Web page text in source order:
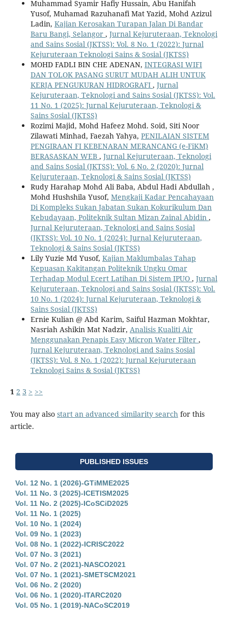
Muhammad Syamir Hafiy Hussain, Abu Hanifah
Yusof, Muhamad Razuhanafi Mat Yazid, Mohd Azizul
Ladin, Kajian Kerosakan Turapan Jalan Di Bandar
Baru Bangi, Selangor , Jurnal Kejuruteraan, Teknologi
and Sains Sosial (JKTSS): Vol. 8 No. 1 (2022): Jurnal
Kejuruteraan Teknologi Sains & Sosial (JKTSS)
MOHD FADLI BIN CHE ADENAN, INTEGRASI WIFI
DAN TOLOK PASANG SURUT MUDAH ALIH UNTUK
KERJA PENGUKURAN HIDROGRAFI , Jurnal
Kejuruteraan, Teknologi and Sains Sosial (JKTSS): Vol.
11 No. 1 (2025): Jurnal Kejuruteraan, Teknologi &
Sains Sosial (JKTSS)
Rozimi Majid, Mohd Hafeez Mohd. Soid, Siti Noor
Zilawati Minhad, Faezah Yahya, PENILAIAN SISTEM
PENGIRAAN FI KEBENARAN MERANCANG (e-FiKM)
BERASASKAN WEB , Jurnal Kejuruteraan, Teknologi
and Sains Sosial (JKTSS): Vol. 6 No. 2 (2020): Jurnal
Kejuruteraan, Teknologi & Sains Sosial (JKTSS)
Rudy Harahap Mohd Ali Baba, Abdul Hadi Abdullah ,
Mohd Hushshila Yusof, Mengkaji Kadar Pencahayaan
Di Kompleks Sukan Jabatan Sukan Kokurikulum Dan
Kebudayaan, Politeknik Sultan Mizan Zainal Abidin ,
Jurnal Kejuruteraan, Teknologi and Sains Sosial
(JKTSS): Vol. 10 No. 1 (2024): Jurnal Kejuruteraan,
Teknologi & Sains Sosial (JKTSS)
Lily Yuzie Md Yusof, Kajian Maklumbalas Tahap
Kepuasan Kakitangan Politeknik Ungku Omar
Terhadap Modul Ecert Latihan Di Sistem IPUO , Jurnal
Kejuruteraan, Teknologi and Sains Sosial (JKTSS): Vol.
10 No. 1 (2024): Jurnal Kejuruteraan, Teknologi &
Sains Sosial (JKTSS)
Ernie Kulian @ Abd Karim, Saiful Hazman Mokhtar,
Nasriah Ashikin Mat Nadzir, Analisis Kualiti Air
Menggunakan Penapis Easy Micron Water Filter ,
Jurnal Kejuruteraan, Teknologi and Sains Sosial
(JKTSS): Vol. 8 No. 1 (2022): Jurnal Kejuruteraan
Teknologi Sains & Sosial (JKTSS)
1 2 3 > >>
You may also start an advanced similarity searchfor this
article.
PUBLISHED ISSUES
Vol. 12 No. 1 (2026)-GTiMME2025
Vol. 11 No. 3 (2025)-ICETISM2025
Vol. 11 No. 2 (2025)-ICoSCiD2025
Vol. 11 No. 1 (2025)
Vol. 10 No. 1 (2024)
Vol. 09 No. 1 (2023)
Vol. 08 No. 1 (2022)-ICRISC2022
Vol. 07 No. 3 (2021)
Vol. 07 No. 2 (2021)-NASCO2021
Vol. 07 No. 1 (2021)-SMETSCM2021
Vol. 06 No. 2 (2020)
Vol. 06 No. 1 (2020)-ITARC2020
Vol. 05 No. 1 (2019)-NACoSC2019